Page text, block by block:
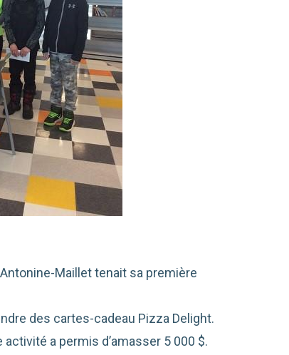
Maillet tenait sa première
des cartes-cadeau Pizza Delight.
a permis d’amasser 5 000 $.